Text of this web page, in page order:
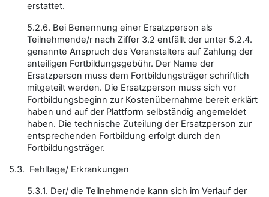
erstattet.
5.2.6. Bei Benennung einer Ersatzperson als
Teilnehmende/r nach Ziffer 3.2 entfällt der unter 5.2.4.
genannte Anspruch des Veranstalters auf Zahlung der
anteiligen Fortbildungsgebühr. Der Name der
Ersatzperson muss dem Fortbildungsträger schriftlich
mitgeteilt werden. Die Ersatzperson muss sich vor
Fortbildungsbeginn zur Kostenübernahme bereit erklärt
haben und auf der Plattform selbständig angemeldet
haben. Die technische Zuteilung der Ersatzperson zur
entsprechenden Fortbildung erfolgt durch den
Fortbildungsträger.
5.3. Fehltage/ Erkrankungen
5.3.1. Der/ die Teilnehmende kann sich im Verlauf der